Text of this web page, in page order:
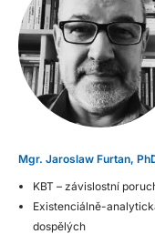
Mgr. Jaroslaw Furtan,
KBT – závislostní
Existenciálně-
dospělých